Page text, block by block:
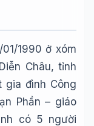
1990 ở xóm
Châu, tỉnh
gia đình Công
Phần – giáo
có 5 người